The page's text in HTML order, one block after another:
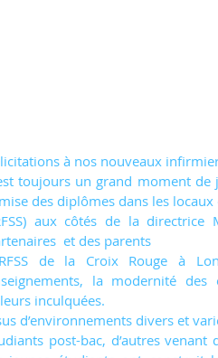
à nos nouveaux
toujours un grand moment
des diplômes dans les
aux côtés de la directrice
et des parents
de la Croix Rouge à
la modernité des
inculquées.
d’environnements divers et
post-bac, d’autres